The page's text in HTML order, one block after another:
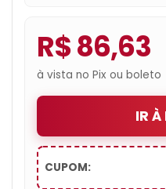
R$ 86,63
à vista no Pix ou boleto
IR
CUPOM: